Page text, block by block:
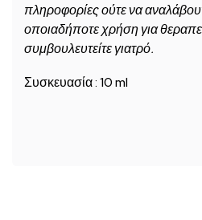
πληροφορίες ούτε να
οποιαδήποτε χρήση για
συμβουλευτείτε γιατρό.
Συσκευασία : 10 ml